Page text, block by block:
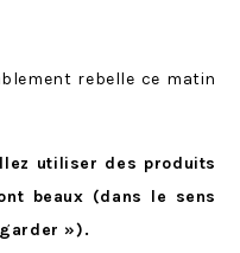
rebelle ce matin
utiliser des produits
beaux (dans le sens
»).